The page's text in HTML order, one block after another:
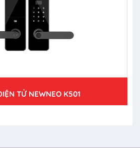
TỬ NEWNEO K501